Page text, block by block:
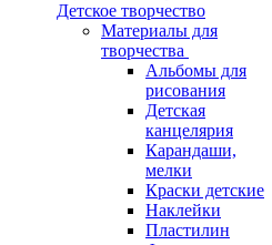
Детское творчество
Материалы для
творчества
Альбомы для
рисования
Детская
канцелярия
Карандаши,
мелки
Краски детские
Наклейки
Пластилин